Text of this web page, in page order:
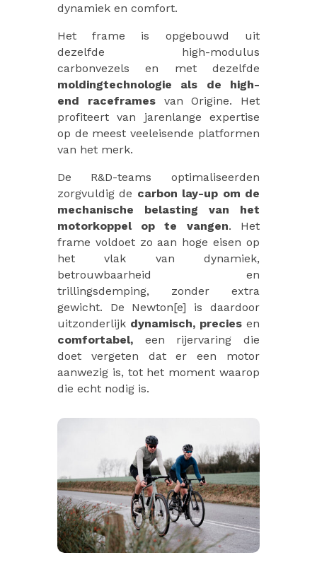
dynamiek en comfort.
Het frame is opgebouwd uit
dezelfde high-modulus
carbonvezels en met dezelfde
moldingtechnologie als de high-
end raceframesvan Origine. Het
profiteert van jarenlange expertise
op de meest veeleisende platformen
van het merk.
De R&D-teams optimaliseerden
zorgvuldig de carbon lay-up om de
mechanische belasting van het
motorkoppel op te vangen. Het
frame voldoet zo aan hoge eisen op
het vlak van dynamiek,
betrouwbaarheid en
trillingsdemping, zonder extra
gewicht. De Newton[e] is daardoor
uitzonderlijk dynamisch, precies en
comfortabel,een rijervaring die
doet vergeten dat er een motor
aanwezig is, tot het moment waarop
die echt nodig is.